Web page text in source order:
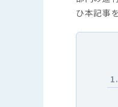
ひ本記事
1.